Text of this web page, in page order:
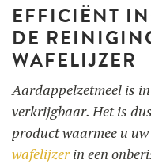
EFFICIËNT
DE
WAFELIJZER
Aardappelzetmeel is
verkrijgbaar. Het is
product waarmee u
wafelijzerin een